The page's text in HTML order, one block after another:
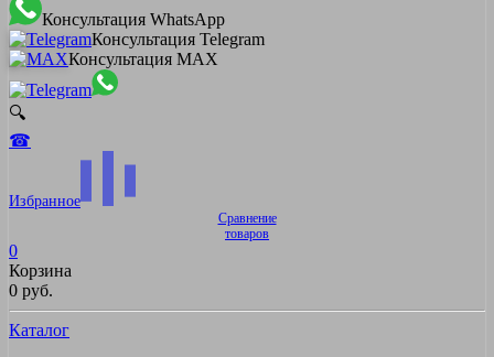
Консультация WhatsApp
Консультация Telegram
Консультация MAX
🔍
☎
Избранное
Сравнение
товаров
0
Корзина
0 руб.
Каталог